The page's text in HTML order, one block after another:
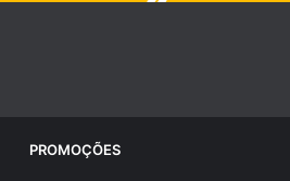
PROMOÇÕES